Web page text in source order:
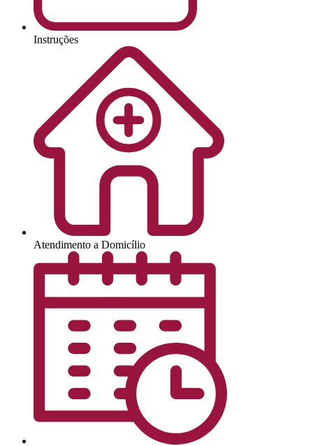
Instruções
Atendimento a Domicílio